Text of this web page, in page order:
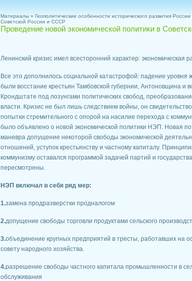
Материалы » Геополитические особенности исторического развития России
Советской России и СССР
Проведение новой экономической политики в
Ленинский кризис имел всесторонний характер: экономическая
Все это дополнилось социальной катастрофой: падение
были восстание крестьян Тамбовской губернии, Антоновщина и
Крондштате под лозунгами политических свобод,
власти. Кризис не был лишь следствием войны, он
попытки стремительного с опорой на насилие перехода с
было объявлено о новой экономической политики НЭП. Новая
маневра допущение некоторой свободы экономической
отношений, уступок крестьянству и частному капиталу.
коммунизму оставался программой задачей партий и
пересмотрены.
НЭП включал в себя ряд мер:
1.замена продразверстки продналогом
2.допущение свободы торговли продуктами сельского
3.объединение крупных предприятий в тресты, работавших на
совету народного хозяйства.
4.разрешение свободы частного капитала промышленности в
обслуживания